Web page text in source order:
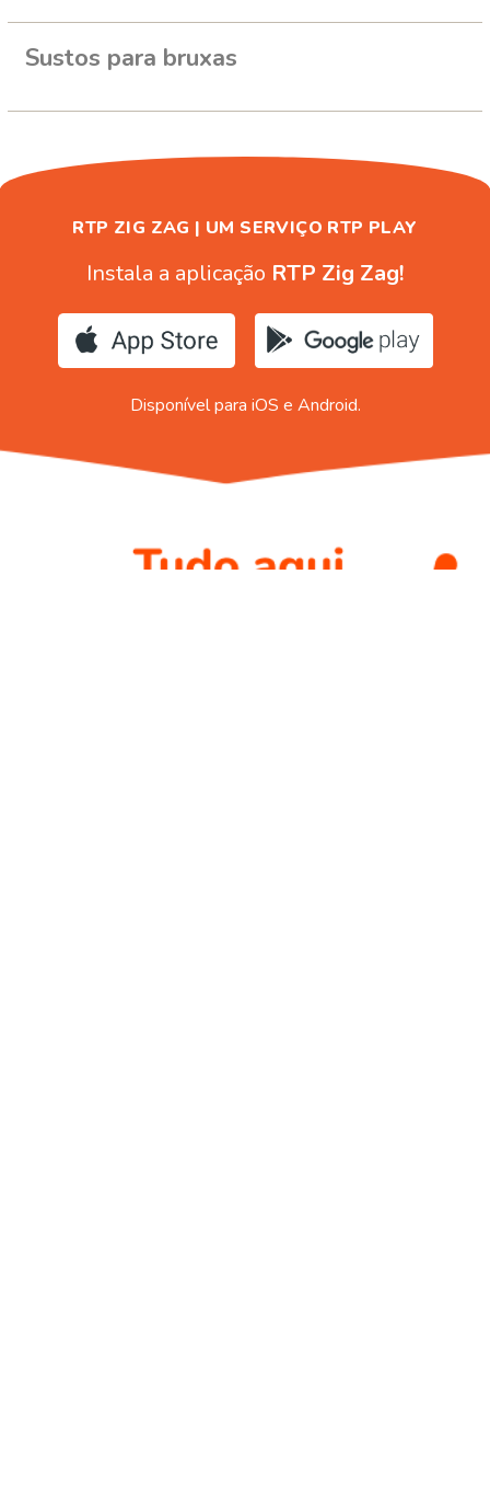
Sustos para bruxas
RTP ZIG ZAG | UM SERVIÇO RTP PLAY
Instala a aplicação RTP Zig Zag!
Disponível para iOS e Android.